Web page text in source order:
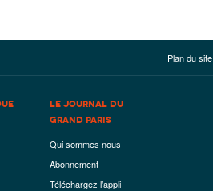
Plan du site
LE JOURNAL DU
GRAND PARIS
Qui sommes nous
Abonnement
Téléchargez l’appli